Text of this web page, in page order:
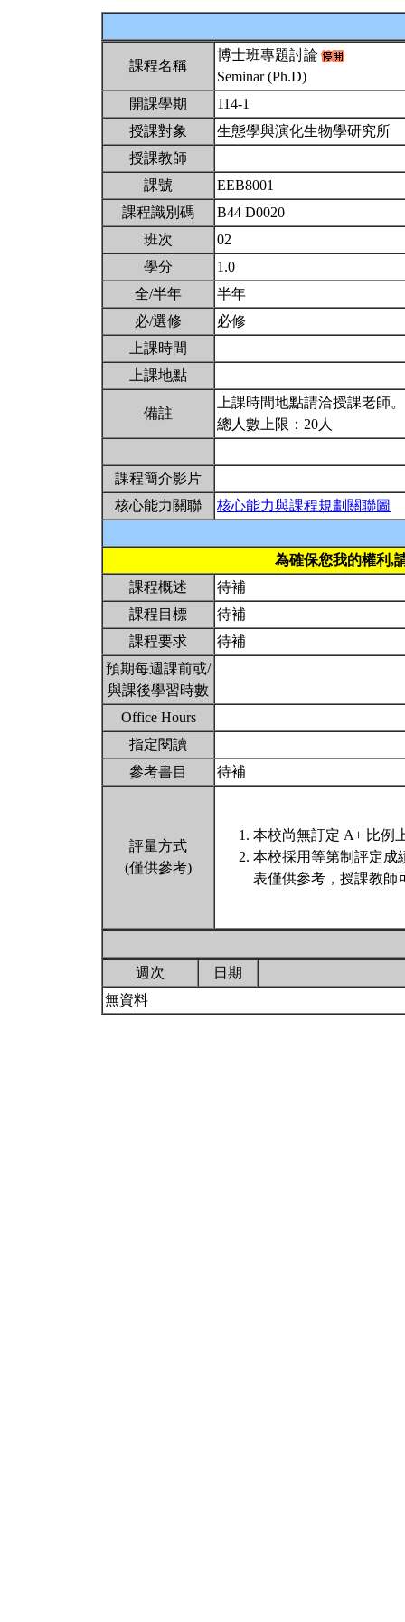
課程名稱
博士班專題討論
Seminar (Ph.D)
開課學期
114-1
授課對象
生態學與演化生物學研究所
授課教師
課號
EEB8001
課程識別碼
B44 D0020
班次
02
學分
1.0
全/半年
半年
必/選修
必修
上課時間
上課地點
備註
上課時間地點請洽授課老師。
總人數上限：20人
課程簡介影片
核心能力關聯
核心能力與課程規劃關聯圖
為確保您我的權利,
課程概述
待補
課程目標
待補
課程要求
待補
預期每週課前或/
與課後學習時數
Office Hours
指定閱讀
參考書目
待補
評量方式
(僅供參考)
本校尚無訂定 A+ 比例
本校採用等第制評定成
表僅供參考，授課教師
週次
日期
無資料